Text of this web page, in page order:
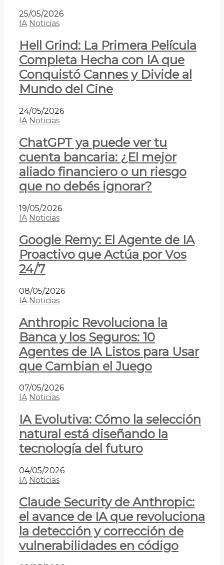
25/05/2026
IA Noticias
Hell Grind: La Primera Película
Completa Hecha con IA que
Conquistó Cannes y Divide al
Mundo del Cine
24/05/2026
IA Noticias
ChatGPT ya puede ver tu
cuenta bancaria: ¿El mejor
aliado financiero o un riesgo
que no debés ignorar?
19/05/2026
IA Noticias
Google Remy: El Agente de IA
Proactivo que Actúa por Vos
24/7
08/05/2026
IA Noticias
Anthropic Revoluciona la
Banca y los Seguros: 10
Agentes de IA Listos para Usar
que Cambian el Juego
07/05/2026
IA Noticias
IA Evolutiva: Cómo la selección
natural está diseñando la
tecnología del futuro
04/05/2026
IA Noticias
Claude Security de Anthropic:
el avance de IA que revoluciona
la detección y corrección de
vulnerabilidades en código